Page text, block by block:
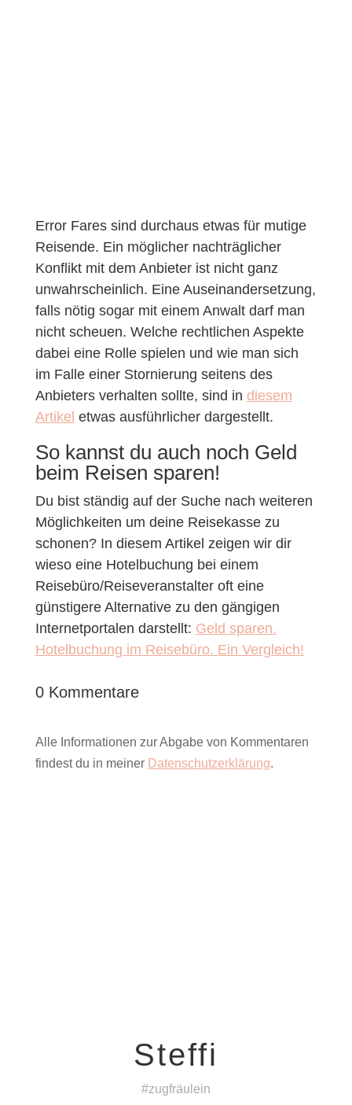
Error Fares sind durchaus etwas für mutige
Reisende. Ein möglicher nachträglicher
Konflikt mit dem Anbieter ist nicht ganz
unwahrscheinlich. Eine Auseinandersetzung,
falls nötig sogar mit einem Anwalt darf man
nicht scheuen. Welche rechtlichen Aspekte
dabei eine Rolle spielen und wie man sich
im Falle einer Stornierung seitens des
Anbieters verhalten sollte, sind in diesem
Artikel etwas ausführlicher dargestellt.
So kannst du auch noch Geld
beim Reisen sparen!
Du bist ständig auf der Suche nach weiteren
Möglichkeiten um deine Reisekasse zu
schonen? In diesem Artikel zeigen wir dir
wieso eine Hotelbuchung bei einem
Reisebüro/Reiseveranstalter oft eine
günstigere Alternative zu den gängigen
Internetportalen darstellt: Geld sparen.
Hotelbuchung im Reisebüro. Ein Vergleich!
0 Kommentare
Alle Informationen zur Abgabe von Kommentaren
findest du in meiner Datenschutzerklärung.
Steffi
#zugfräulein